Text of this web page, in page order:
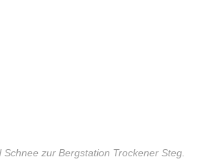
zur Bergstation Trockener Steg.